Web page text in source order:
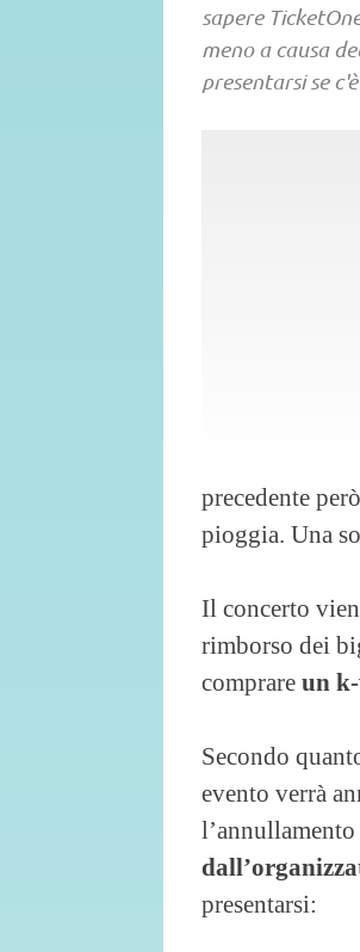
sapere
meno a causa
presentarsi se
precedente
pioggia. Una
Il concerto
rimborso dei
comprare un k-
Secondo
evento verrà
presentarsi: